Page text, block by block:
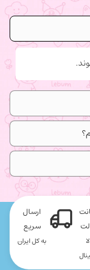
ارسال
سریع
به کل ایران